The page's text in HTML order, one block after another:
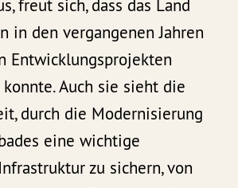
freut sich, dass das Land
in den vergangenen Jahren
Entwicklungsprojekten
Auch sie sieht die
durch die Modernisierung
eine wichtige
zu sichern, von